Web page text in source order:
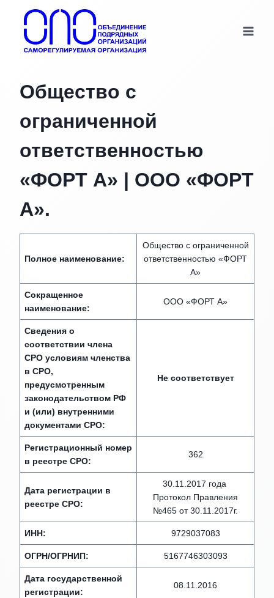
содержимому
Общество с
ограниченной
ответственностью
«ФОРТ А» | ООО «ФОРТ
А».
Полное наименование:
Общество с ограниченной
ответственностью «ФОРТ
А»
Сокращенное
наименование:
ООО «ФОРТ А»
Сведения о
соответствии члена
СРО условиям членства
в СРО,
предусмотренным
законодательством РФ
и (или) внутренними
документами СРО:
Не соответствует
Регистрационный номер
в реестре СРО:
362
Дата регистрации в
реестре СРО:
30.11.2017 года
Протокол Правления
№465 от 30.11.2017г.
ИНН: 9729037083
ОГРН/ОГРНИП: 5167746303093
Дата государственной
регистрации:
08.11.2016